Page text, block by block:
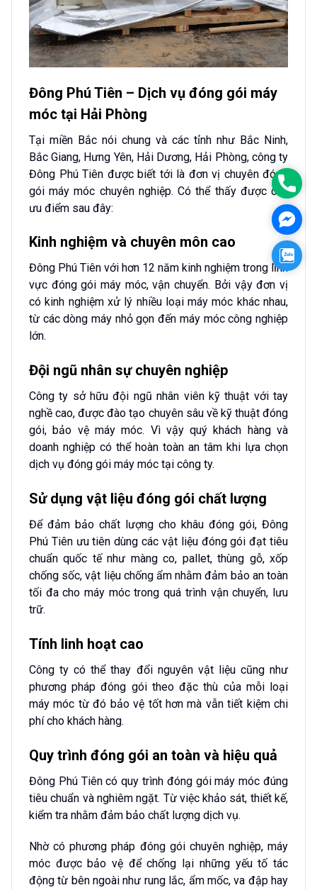
Đông Phú Tiên – Dịch vụ đóng gói máy
móc tại Hải Phòng
Tại miền Bắc nói chung và các tỉnh như Bắc Ninh,
Bắc Giang, Hưng Yên, Hải Dương, Hải Phòng, công ty
Đông Phú Tiên được biết tới là đơn vị chuyên đóng
gói máy móc chuyên nghiệp. Có thể thấy được các
ưu điểm sau đây:
Kinh nghiệm và chuyên môn cao
Đông Phú Tiên với hơn 12 năm kinh nghiệm trong lĩnh
vực đóng gói máy móc, vận chuyển. Bởi vậy đơn vị
có kinh nghiệm xử lý nhiều loại máy móc khác nhau,
từ các dòng máy nhỏ gọn đến máy móc công nghiệp
lớn.
Đội ngũ nhân sự chuyên nghiệp
Công ty sở hữu đội ngũ nhân viên kỹ thuật với tay
nghề cao, được đào tạo chuyên sâu về kỹ thuật đóng
gói, bảo vệ máy móc. Vì vậy quý khách hàng và
doanh nghiệp có thể hoàn toàn an tâm khi lựa chọn
dịch vụ đóng gói máy móc tại công ty.
Sử dụng vật liệu đóng gói chất lượng
Để đảm bảo chất lượng cho khâu đóng gói, Đông
Phú Tiên ưu tiên dùng các vật liệu đóng gói đạt tiêu
chuẩn quốc tế như màng co, pallet, thùng gỗ, xốp
chống sốc, vật liệu chống ẩm nhằm đảm bảo an toàn
tối đa cho máy móc trong quá trình vận chuyển, lưu
trữ.
Tính linh hoạt cao
Công ty có thể thay đổi nguyên vật liệu cũng như
phương pháp đóng gói theo đặc thù của mỗi loại
máy móc từ đó bảo vệ tốt hơn mà vẫn tiết kiệm chi
phí cho khách hàng.
Quy trình đóng gói an toàn và hiệu quả
Đông Phú Tiên có quy trình đóng gói máy móc đúng
tiêu chuẩn và nghiêm ngặt. Từ việc khảo sát, thiết kế,
kiểm tra nhằm đảm bảo chất lượng dịch vụ.
Nhờ có phương pháp đóng gói chuyên nghiệp, máy
móc được bảo vệ để chống lại những yếu tố tác
động từ bên ngoài như rung lắc, ẩm mốc, va đập hay
Zalo